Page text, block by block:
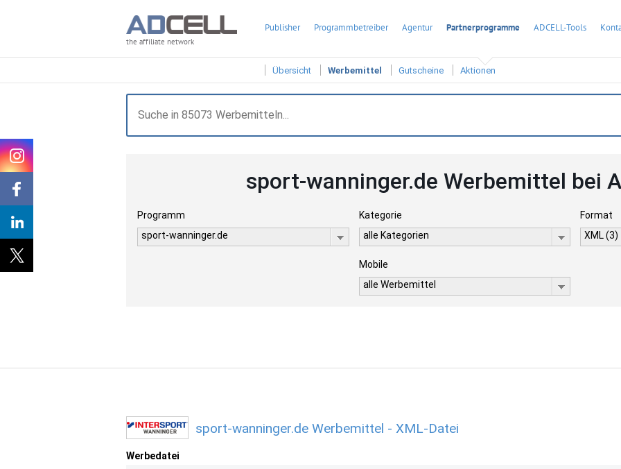
the affiliate network
Publisher Programmbetreiber Agentur Partnerprogramme ADCELL-Tools
Übersicht Werbemittel Gutscheine Aktionen
sport-wanninger.de Werbemittel bei
Programm
sport-wanninger.de
Kategorie
alle Kategorien
Format
XML (3)
Mobile
alle Werbemittel
sport-wanninger.de Werbemittel - XML-Datei
Werbedatei